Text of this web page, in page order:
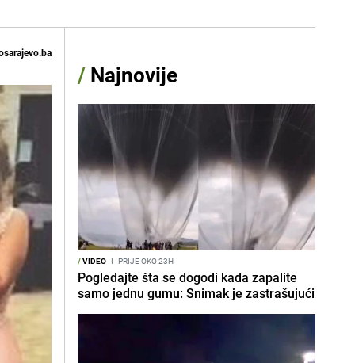
/ Najnovije
/VIDEO I PRIJE OKO 23H
Pogledajte šta se dogodi kada zapalite
samo jednu gumu: Snimak je zastrašujući